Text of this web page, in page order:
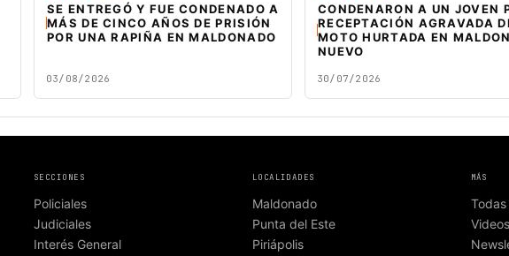
SE ENTREGÓ Y FUE CONDENADO A
MÁS DE CINCO AÑOS DE PRISIÓN
POR UNA RAPIÑA EN MALDONADO
03/08/2026
CONDENARON A UN JOVEN
RECEPTACIÓN AGRAVADA
MOTO HURTADA EN
NUEVO
30/07/2026
SECCIONES
Policiales
Judiciales
Interés General
LOCALIDADES
Maldonado
Punta del Este
Piriápolis
MÁS